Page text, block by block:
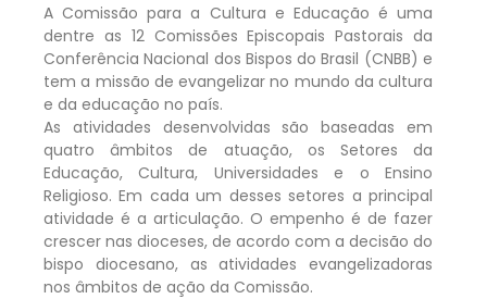
A Comissão para a Cultura e Educação é uma
dentre as 12 Comissões Episcopais Pastorais da
Conferência Nacional dos Bispos do Brasil (CNBB) e
tem a missão de evangelizar no mundo da cultura
e da educação no país.
As atividades desenvolvidas são baseadas em
quatro âmbitos de atuação, os Setores da
Educação, Cultura, Universidades e o Ensino
Religioso. Em cada um desses setores a principal
atividade é a articulação. O empenho é de fazer
crescer nas dioceses, de acordo com a decisão do
bispo diocesano, as atividades evangelizadoras
nos âmbitos de ação da Comissão.